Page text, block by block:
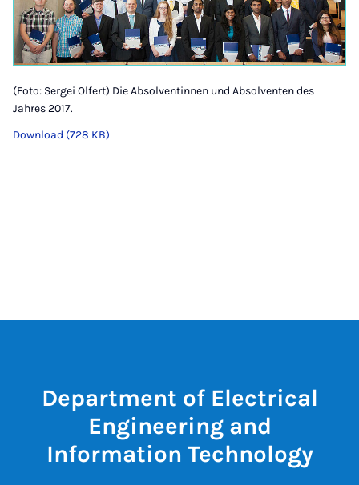
(Foto: Sergei Olfert) Die Absolventinnen und Absolventen des
Jahres 2017.
Download (728 KB)
Department of Electrical
Engineering and
Information Technology